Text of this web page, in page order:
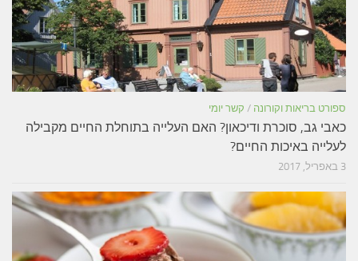
ספורט בריאות וקורונה / קשר יומי
כאבי גב, סוכרת ודיכאון? האם העלייה בתוחלת החיים מקבילה
לעלייה באיכות החיים?
3 באפריל, 2017